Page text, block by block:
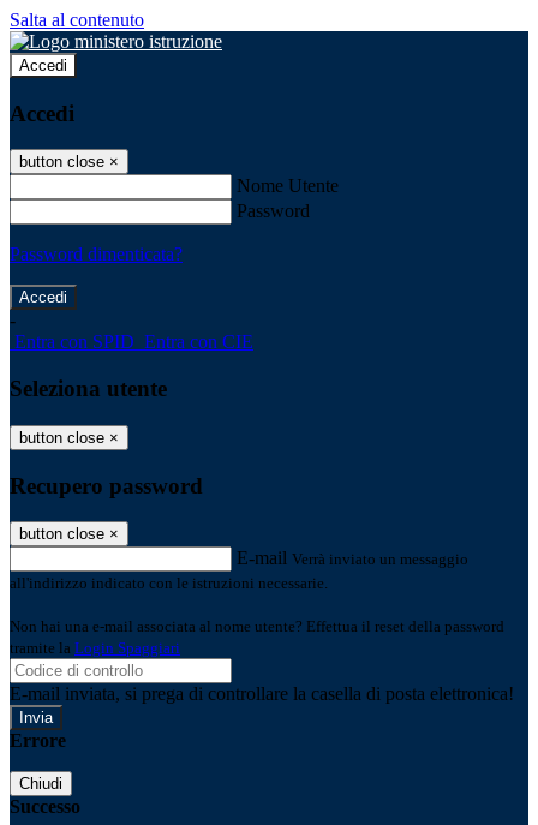
Salta al contenuto
Accedi
Accedi
button close ×
Nome Utente
Password
Password dimenticata?
-
Entra con SPID Entra con CIE
Seleziona utente
button close ×
Recupero password
button close ×
E-mail Verrà inviato un messaggio
all'indirizzo indicato con le istruzioni necessarie.
Non hai una e-mail associata al nome utente? Effettua il reset della password
tramite la Login Spaggiari
E-mail inviata, si prega di controllare la casella di posta elettronica!
Errore
Chiudi
Successo